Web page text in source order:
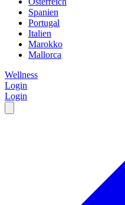
Spanien
Portugal
Italien
Marokko
Mallorca
Wellness
Login
Login